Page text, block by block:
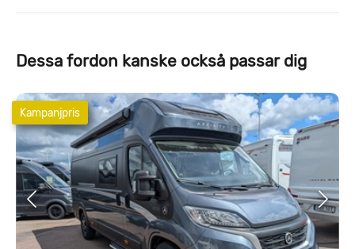
Dessa fordon kanske också passar dig
Kampanjpris